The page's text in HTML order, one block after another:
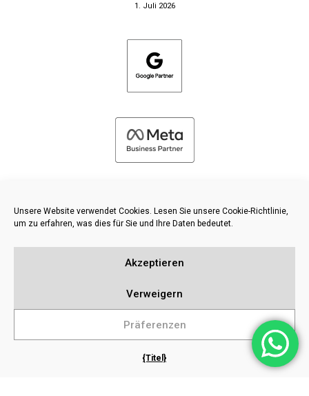
Unsere Website verwendet Cookies. Lesen Sie unsere Cookie-Richtlinie,
um zu erfahren, was dies für Sie und Ihre Daten bedeutet.
Akzeptieren
Verweigern
Präferenzen
{Titel}
1. Juli 2026
2026 FRESH PIES LTD - ALLE RECHTE VORBEHALTEN
Wissensdatenbank
Inhaltsverzeichnis